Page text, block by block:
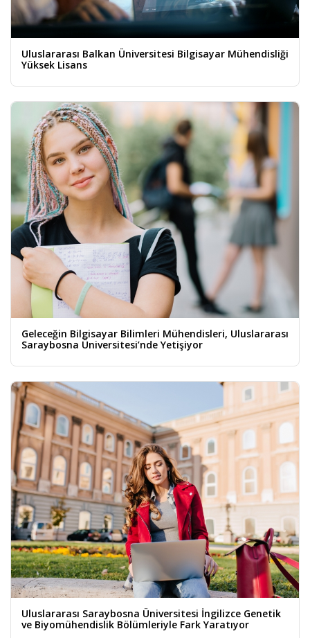
Uluslararası Balkan Üniversitesi Bilgisayar Mühendisliği
Yüksek Lisans
Geleceğin Bilgisayar Bilimleri Mühendisleri, Uluslararası
Saraybosna Üniversitesi’nde Yetişiyor
Uluslararası Saraybosna Üniversitesi İngilizce Genetik
ve Biyomühendislik Bölümleriyle Fark Yaratıyor